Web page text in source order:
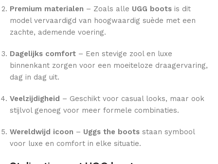
Premium materialen – Zoals alle UGG boots is dit
model vervaardigd van hoogwaardig suède met een
zachte, ademende voering.
Dagelijks comfort – Een stevige zool en luxe
binnenkant zorgen voor een moeiteloze draagervaring,
dag in dag uit.
Veelzijdigheid – Geschikt voor casual looks, maar ook
stijlvol genoeg voor meer formele combinaties.
Wereldwijd icoon – Uggs the boots staan symbool
voor luxe en comfort in elke situatie.